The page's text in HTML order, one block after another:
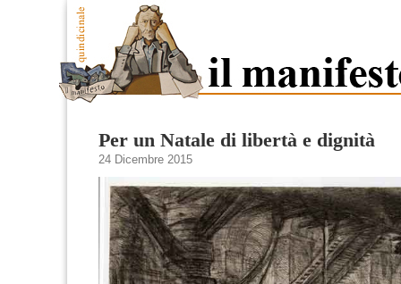
Per un Natale di libertà e dignità
24 Dicembre 2015